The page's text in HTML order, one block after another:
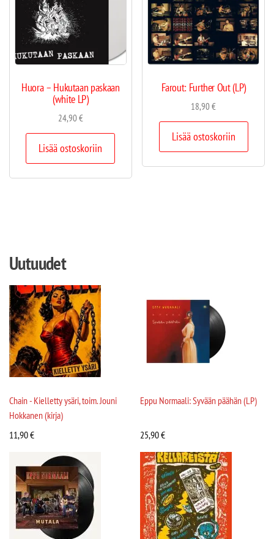
Huora – Hukutaan paskaan
(white LP)
24,90€
Lisää ostoskoriin
Farout: Further Out (LP)
18,90€
Lisää ostoskoriin
Uutuudet
Chain - Kielletty ysäri, toim. Jouni
Hokkanen (kirja)
11,90€
Eppu Normaali: Syvään päähän (LP)
25,90€